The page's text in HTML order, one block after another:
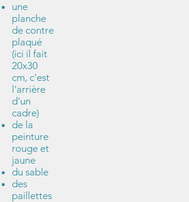
une
planche
de contre
plaqué
(ici il fait
20x30
cm, c'est
l'arrière
d'un
cadre)
de la
peinture
rouge et
jaune
du sable
des
paillettes